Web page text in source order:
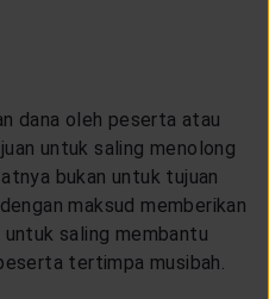
dana oleh peserta atau
untuk saling menolong
bukan untuk tujuan
maksud memberikan
saling membantu
tertimpa musibah.